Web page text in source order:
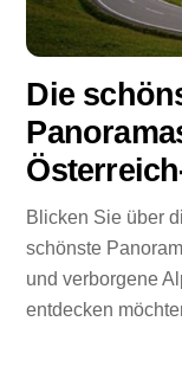
Die
Blicken Sie über
schönste
und verborgene
entdecken